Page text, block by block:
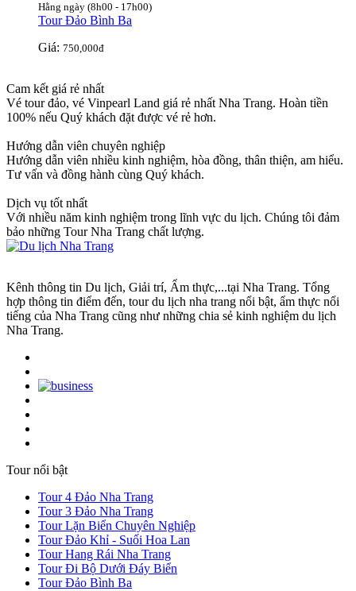
Hằng ngày (8h00 - 17h00)
Tour Đảo Bình Ba
Giá: 750,000đ
Cam kết giá rẻ nhất
Vé tour đảo, vé Vinpearl Land giá rẻ nhất Nha Trang. Hoàn tiền
100% nếu Quý khách đặt được vé rẻ hơn.
Hướng dẫn viên chuyên nghiệp
Hướng dẫn viên nhiều kinh nghiệm, hòa đồng, thân thiện, am hiểu.
Tư vấn và đồng hành cùng Quý khách.
Dịch vụ tốt nhất
Với nhiều năm kinh nghiệm trong lĩnh vực du lịch. Chúng tôi đảm
bảo những Tour Nha Trang chất lượng.
Kênh thông tin Du lịch, Giải trí, Ẩm thực,...tại Nha Trang. Tổng
hợp thông tin điểm đến, tour du lịch nha trang nổi bật, ẩm thực nổi
tiếng của Nha Trang cũng như những chia sẻ kinh nghiệm du lịch
Nha Trang.
Tour nổi bật
Tour 4 Đảo Nha Trang
Tour 3 Đảo Nha Trang
Tour Lặn Biển Chuyên Nghiệp
Tour Đảo Khỉ - Suối Hoa Lan
Tour Hang Rái Nha Trang
Tour Đi Bộ Dưới Đáy Biển
Tour Đảo Bình Ba